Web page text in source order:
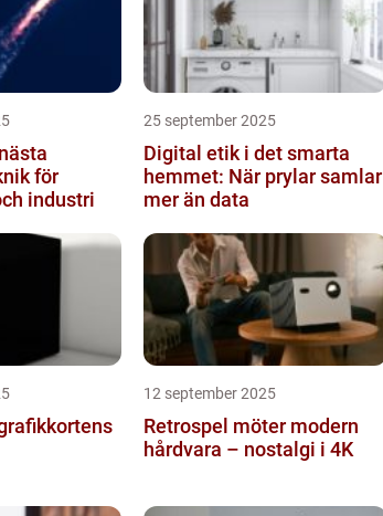
för
industri
25 september 2025
Digital etik i det smarta
hemmet: När prylar samlar
mer än data
12 september 2025
Retrospel möter modern
hårdvara – nostalgi i 4K